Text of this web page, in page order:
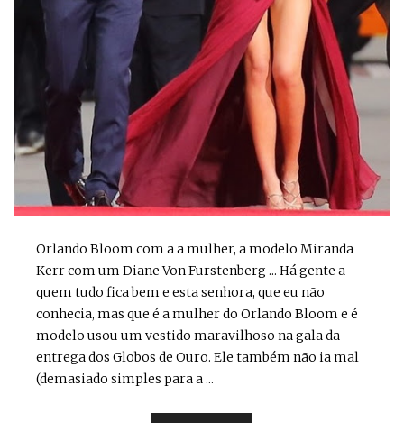
Orlando Bloom com a a mulher, a modelo Miranda
Kerr com um Diane Von Furstenberg ... Há gente a
quem tudo fica bem e esta senhora, que eu não
conhecia, mas que é a mulher do Orlando Bloom e é
modelo usou um vestido maravilhoso na gala da
entrega dos Globos de Ouro. Ele também não ia mal
(demasiado simples para a ...